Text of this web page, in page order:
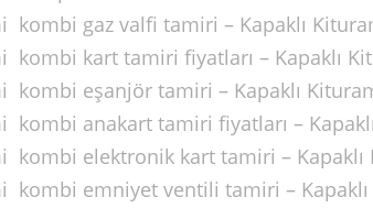
kombi gaz valfi tamiri – Kapaklı
kombi kart tamiri fiyatları – Kapaklı
kombi eşanjör tamiri – Kapaklı
kombi anakart tamiri fiyatları –
kombi elektronik kart tamiri –
kombi emniyet ventili tamiri –